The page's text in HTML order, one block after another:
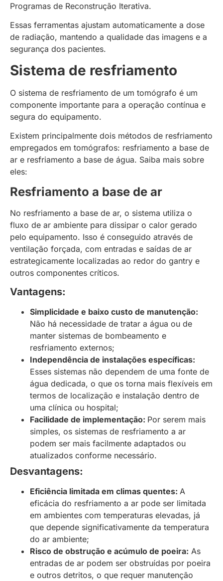
Programas de Reconstrução Iterativa.
Essas ferramentas ajustam automaticamente a dose
de radiação, mantendo a qualidade das imagens e a
segurança dos pacientes.
Sistema de resfriamento
O sistema de resfriamento de um tomógrafo é um
componente importante para a operação contínua e
segura do equipamento.
Existem principalmente dois métodos de resfriamento
empregados em tomógrafos: resfriamento a base de
ar e resfriamento a base de água. Saiba mais sobre
eles:
Resfriamento a base de ar
No resfriamento a base de ar, o sistema utiliza o
fluxo de ar ambiente para dissipar o calor gerado
pelo equipamento. Isso é conseguido através de
ventilação forçada, com entradas e saídas de ar
estrategicamente localizadas ao redor do gantry e
outros componentes críticos.
Vantagens:
Simplicidade e baixo custo de manutenção:
Não há necessidade de tratar a água ou de
manter sistemas de bombeamento e
resfriamento externos;
Independência de instalações específicas:
Esses sistemas não dependem de uma fonte de
água dedicada, o que os torna mais flexíveis em
termos de localização e instalação dentro de
uma clínica ou hospital;
Facilidade de implementação: Por serem mais
simples, os sistemas de resfriamento a ar
podem ser mais facilmente adaptados ou
atualizados conforme necessário.
Desvantagens:
Eficiência limitada em climas quentes: A
eficácia do resfriamento a ar pode ser limitada
em ambientes com temperaturas elevadas, já
que depende significativamente da temperatura
do ar ambiente;
Risco de obstrução e acúmulo de poeira: As
entradas de ar podem ser obstruídas por poeira
e outros detritos, o que requer manutenção